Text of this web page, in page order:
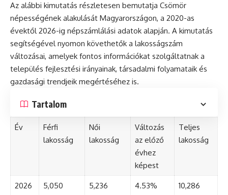
Az alábbi kimutatás részletesen bemutatja Csömör
népességének alakulását Magyarországon, a 2020-as
évektől 2026-ig népszámlálási adatok alapján. A kimutatás
segítségével nyomon követhetők a lakosságszám
változásai, amelyek fontos információkat szolgáltatnak a
település fejlesztési irányainak, társadalmi folyamataik és
gazdasági trendjeik megértéséhez is.
Tartalom
Év
Férfi
lakosság
Női
lakosság
Változás
az előző
évhez
képest
Teljes
lakosság
2026 5,050 5,236 4.53% 10,286